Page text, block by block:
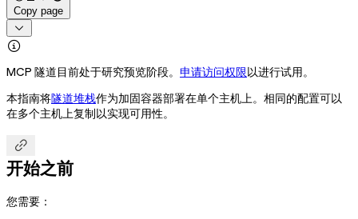
Copy page


MCP 隧道目前处于研究预览阶段。 申请访问权限以进行试用。
本指南将隧道堆栈作为加固容器部署在单个主机上。相同的配置可以
在多个主机上复制以实现可用性。

开始之前
您需要：